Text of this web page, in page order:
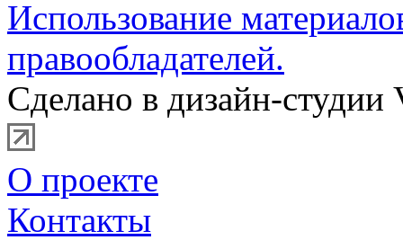
Использование
правообладателей.
Сделано в дизайн-студии
О проекте
Контакты